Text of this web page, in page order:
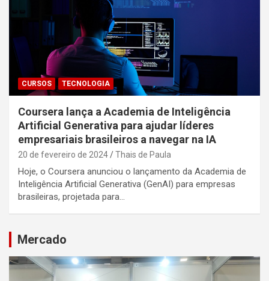
CURSOS TECNOLOGIA
Coursera lança a Academia de Inteligência
Artificial Generativa para ajudar líderes
empresariais brasileiros a navegar na IA
20 de fevereiro de 2024 Thais de Paula
Hoje, o Coursera anunciou o lançamento da Academia de
Inteligência Artificial Generativa (GenAI) para empresas
brasileiras, projetada para…
Mercado